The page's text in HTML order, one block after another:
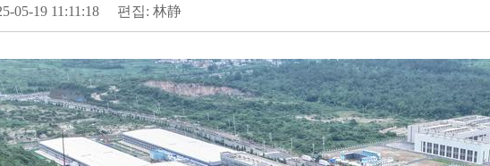
05-19 11:11:18 편집: 林静